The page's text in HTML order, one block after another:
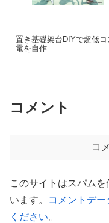
置き基礎架台DIYで超低
電を自作
コメント
コ
このサイトはスパム
います。
コメントデ
ください。